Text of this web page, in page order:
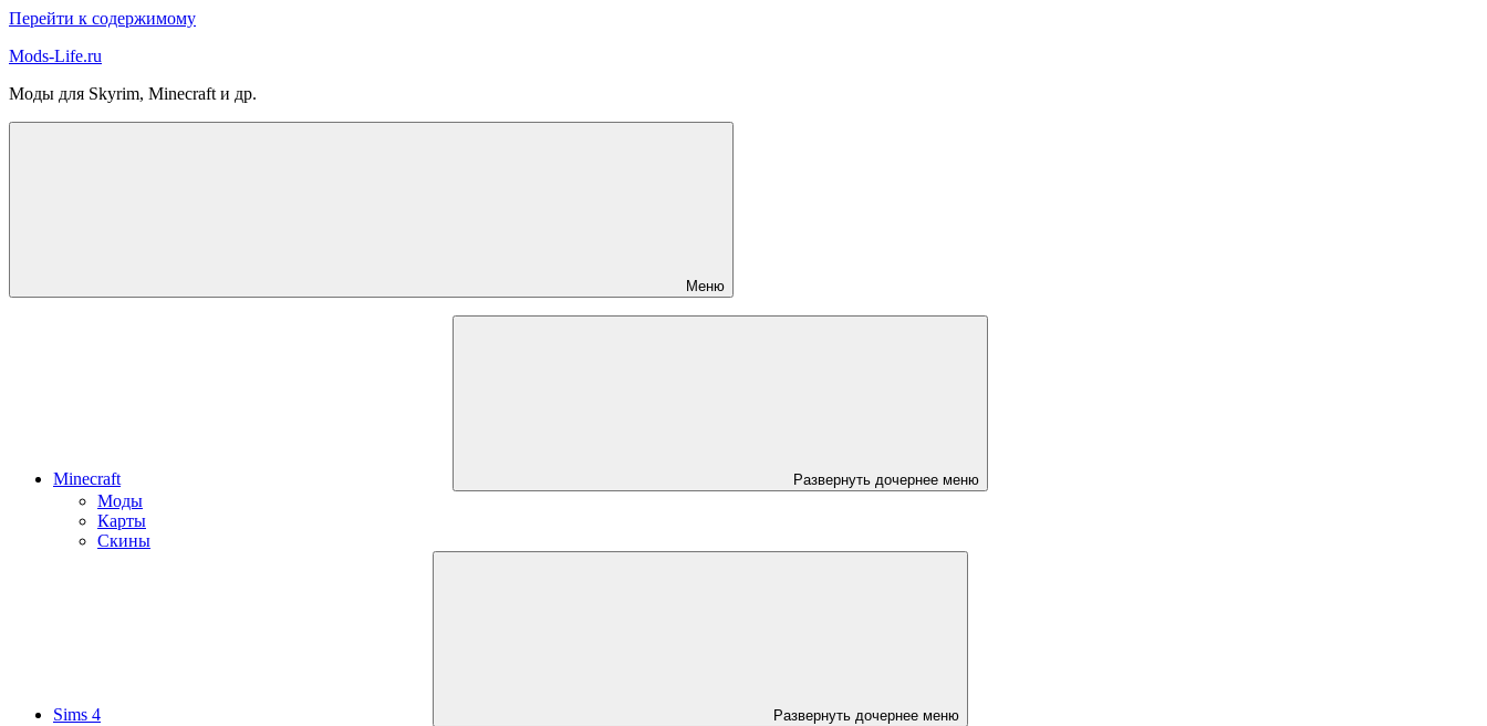
Перейти к содержимому
Mods-Life.ru
Моды для Skyrim, Minecraft и др.
Меню
Minecraft Развернуть дочернее меню
Моды
Карты
Скины
Sims 4 Развернуть дочернее меню